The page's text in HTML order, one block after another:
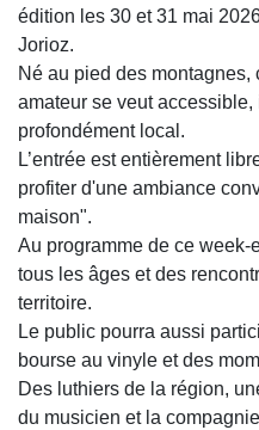
édition les 30 et 31 mai
Jorioz.
Né au pied des
amateur se veut
profondément local.
L’entrée est entièrement
profiter d'une ambiance
maison".
Au programme de ce week-
tous les âges et des
territoire.
Le public pourra aussi
bourse au vinyle et des
Des luthiers de la région,
du musicien et la